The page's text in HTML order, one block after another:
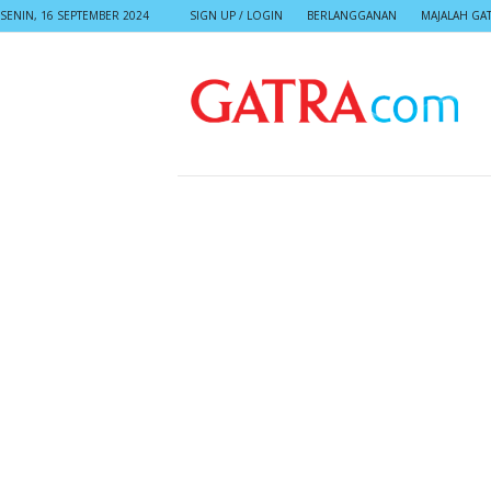
SENIN, 16 SEPTEMBER 2024 SIGN UP / LOGIN BERLANGGANAN MAJALAH